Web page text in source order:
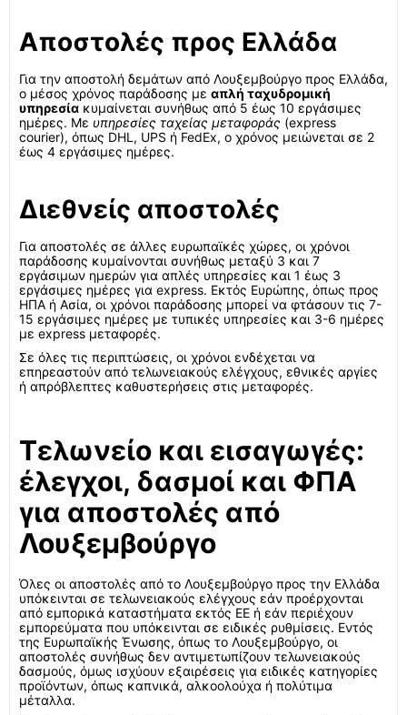
Αποστολές προς Ελλάδα
Για την αποστολή δεμάτων από Λουξεμβούργο προς Ελλάδα,
ο μέσος χρόνος παράδοσης με απλή ταχυδρομική
υπηρεσία κυμαίνεται συνήθως από 5 έως 10 εργάσιμες
ημέρες. Με υπηρεσίες ταχείας μεταφοράς (express
courier), όπως DHL, UPS ή FedEx, ο χρόνος μειώνεται σε 2
έως 4 εργάσιμες ημέρες.
Διεθνείς αποστολές
Για αποστολές σε άλλες ευρωπαϊκές χώρες, οι χρόνοι
παράδοσης κυμαίνονται συνήθως μεταξύ 3 και 7
εργάσιμων ημερών για απλές υπηρεσίες και 1 έως 3
εργάσιμες ημέρες για express. Εκτός Ευρώπης, όπως προς
ΗΠΑ ή Ασία, οι χρόνοι παράδοσης μπορεί να φτάσουν τις 7-
15 εργάσιμες ημέρες με τυπικές υπηρεσίες και 3-6 ημέρες
με express μεταφορές.
Σε όλες τις περιπτώσεις, οι χρόνοι ενδέχεται να
επηρεαστούν από τελωνειακούς ελέγχους, εθνικές αργίες
ή απρόβλεπτες καθυστερήσεις στις μεταφορές.
Τελωνείο και εισαγωγές:
έλεγχοι, δασμοί και ΦΠΑ
για αποστολές από
Λουξεμβούργο
Όλες οι αποστολές από το Λουξεμβούργο προς την Ελλάδα
υπόκεινται σε τελωνειακούς ελέγχους εάν προέρχονται
από εμπορικά καταστήματα εκτός ΕΕ ή εάν περιέχουν
εμπορεύματα που υπόκεινται σε ειδικές ρυθμίσεις. Εντός
της Ευρωπαϊκής Ένωσης, όπως το Λουξεμβούργο, οι
αποστολές συνήθως δεν αντιμετωπίζουν τελωνειακούς
δασμούς, όμως ισχύουν εξαιρέσεις για ειδικές κατηγορίες
προϊόντων, όπως καπνικά, αλκοολούχα ή πολύτιμα
μέταλλα.